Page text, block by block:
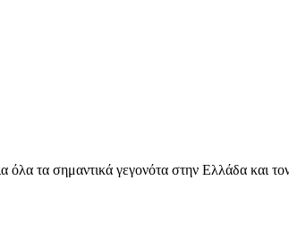
όλα τα σημαντικά γεγονότα στην Ελλάδα και